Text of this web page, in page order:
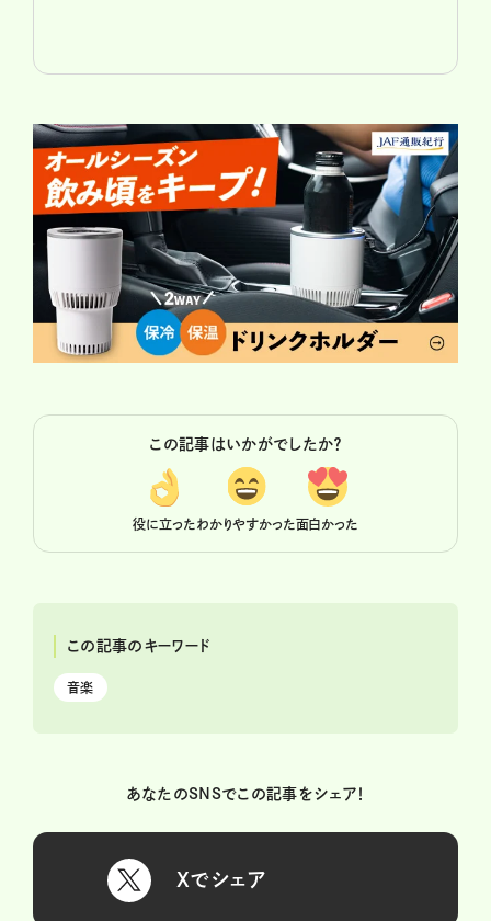
この記事はいかがでしたか？
役に立ったわかりやすかった面白かった
この記事のキーワード
音楽
あなたのSNSでこの記事をシェア！
Xでシェア